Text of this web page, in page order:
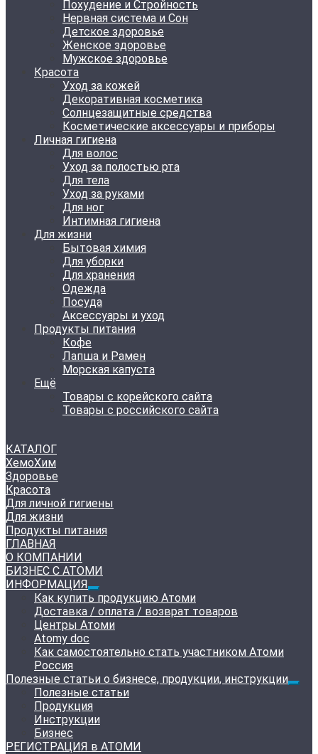
Похудение и Стройность
Нервная система и Сон
Детское здоровье
Женское здоровье
Мужское здоровье
Красота
Уход за кожей
Декоративная косметика
Солнцезащитные средства
Косметические аксессуары и приборы
Личная гигиена
Для волос
Уход за полостью рта
Для тела
Уход за руками
Для ног
Интимная гигиена
Для жизни
Бытовая химия
Для уборки
Для хранения
Одежда
Посуда
Аксессуары и уход
Продукты питания
Кофе
Лапша и Рамен
Морская капуста
Ещё
Товары с корейского сайта
Товары с российского сайта
КАТАЛОГ
ХемоХим
Здоровье
Красота
Для личной гигиены
Для жизни
Продукты питания
ГЛАВНАЯ
О КОМПАНИИ
БИЗНЕС С АТОМИ
ИНФОРМАЦИЯ
Развернутое
вложенное
меню
Как купить продукцию Атоми
Доставка / оплата / возврат товаров
Центры Атоми
Atomy doc
Как самостоятельно стать участником Атоми
Россия
Полезные статьи о бизнесе, продукции, инструкции
Полезные статьи
Продукция
Инструкции
Бизнес
РЕГИСТРАЦИЯ в АТОМИ